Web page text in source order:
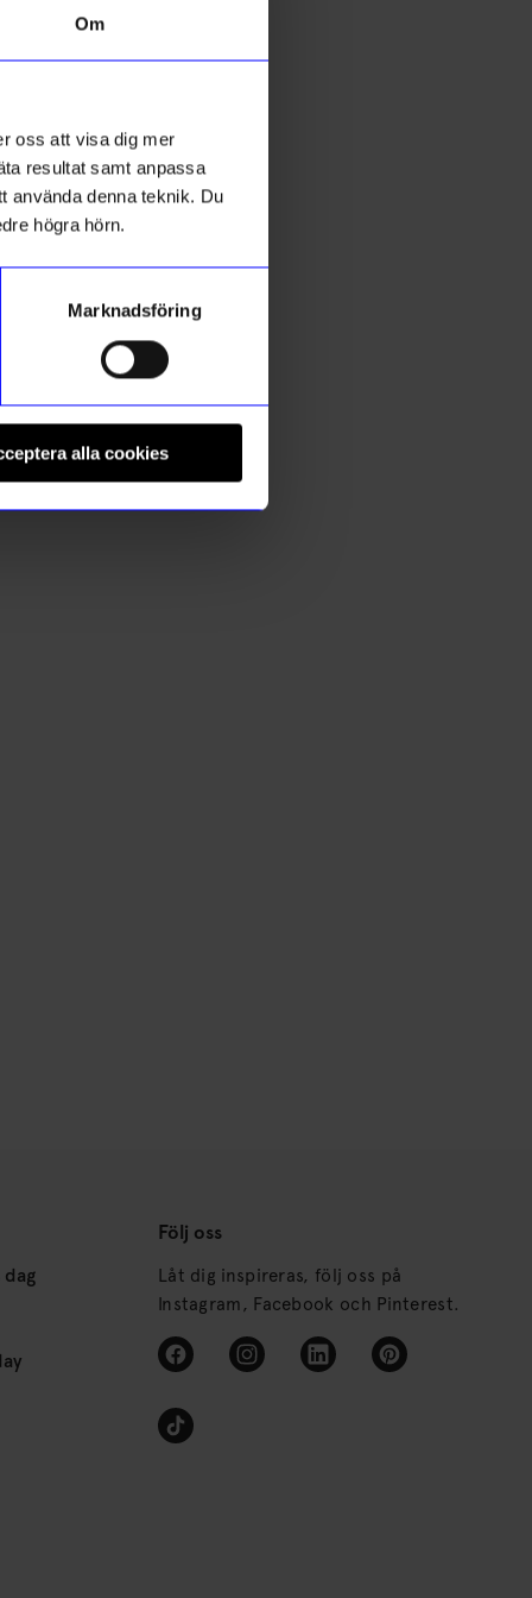
Om
oss att visa dig mer
resultat samt anpassa
använda denna teknik. Du
högra hörn.
Marknadsföring
alla cookiesBrickhållare Brickfia vit
Följ oss
Låt dig inspireras, följ oss på
Instagram, Facebook och Pinterest.